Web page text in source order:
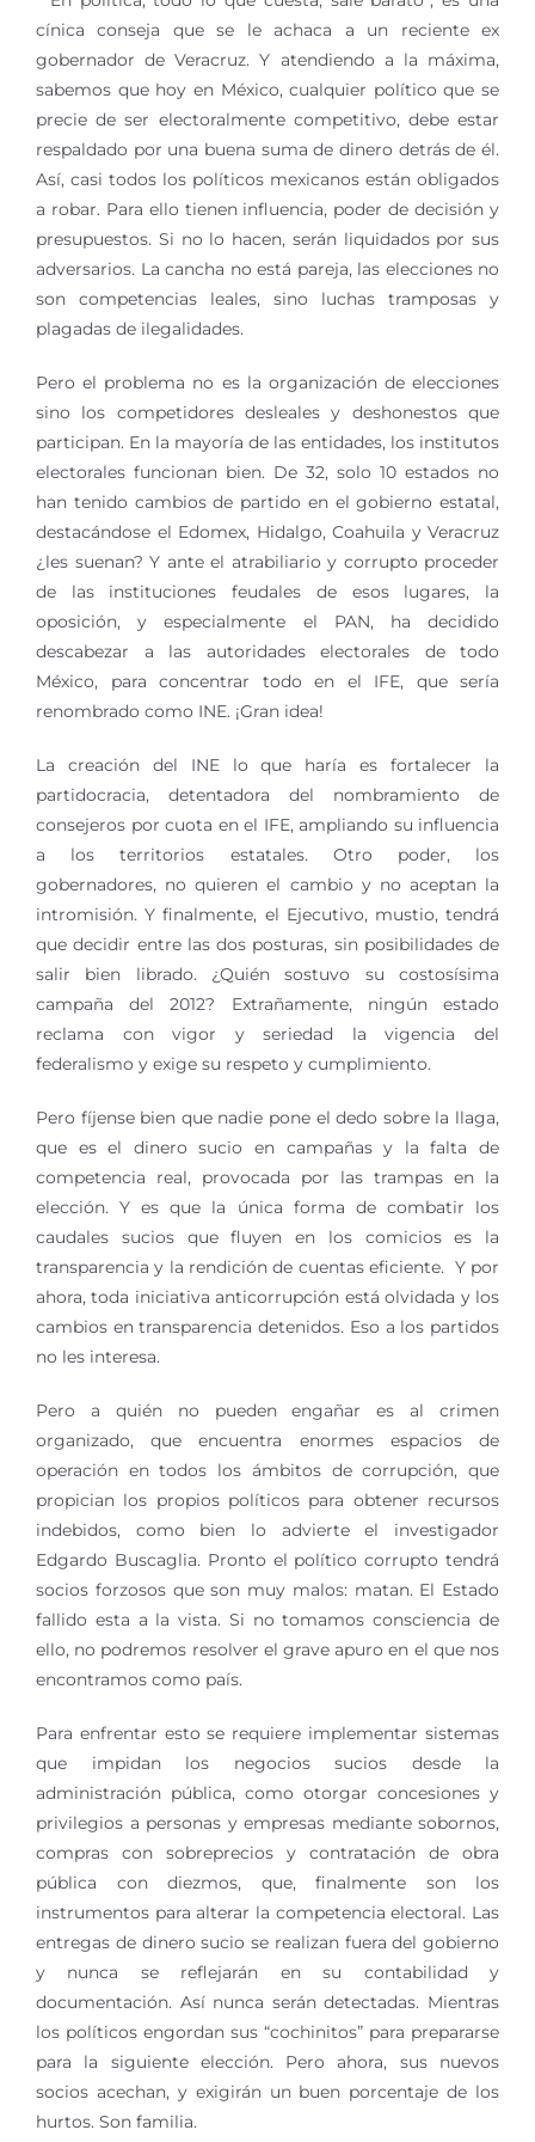
cínica conseja que se le achaca a un reciente ex
gobernador de Veracruz. Y atendiendo a la máxima,
sabemos que hoy en México, cualquier político que se
precie de ser electoralmente competitivo, debe estar
respaldado por una buena suma de dinero detrás de él.
Así, casi todos los políticos mexicanos están obligados
a robar. Para ello tienen influencia, poder de decisión y
presupuestos. Si no lo hacen, serán liquidados por sus
adversarios. La cancha no está pareja, las elecciones no
son competencias leales, sino luchas tramposas y
plagadas de ilegalidades.
Pero el problema no es la organización de elecciones
sino los competidores desleales y deshonestos que
participan. En la mayoría de las entidades, los institutos
electorales funcionan bien. De 32, solo 10 estados no
han tenido cambios de partido en el gobierno estatal,
destacándose el Edomex, Hidalgo, Coahuila y Veracruz
¿les suenan? Y ante el atrabiliario y corrupto proceder
de las instituciones feudales de esos lugares, la
oposición, y especialmente el PAN, ha decidido
descabezar a las autoridades electorales de todo
México, para concentrar todo en el IFE, que sería
renombrado como INE. ¡Gran idea!
La creación del INE lo que haría es fortalecer la
partidocracia, detentadora del nombramiento de
consejeros por cuota en el IFE, ampliando su influencia
a los territorios estatales. Otro poder, los
gobernadores, no quieren el cambio y no aceptan la
intromisión. Y finalmente, el Ejecutivo, mustio, tendrá
que decidir entre las dos posturas, sin posibilidades de
salir bien librado. ¿Quién sostuvo su costosísima
campaña del 2012? Extrañamente, ningún estado
reclama con vigor y seriedad la vigencia del
federalismo y exige su respeto y cumplimiento.
Pero fíjense bien que nadie pone el dedo sobre la llaga,
que es el dinero sucio en campañas y la falta de
competencia real, provocada por las trampas en la
elección. Y es que la única forma de combatir los
caudales sucios que fluyen en los comicios es la
transparencia y la rendición de cuentas eficiente. Y por
ahora, toda iniciativa anticorrupción está olvidada y los
cambios en transparencia detenidos. Eso a los partidos
no les interesa.
Pero a quién no pueden engañar es al crimen
organizado, que encuentra enormes espacios de
operación en todos los ámbitos de corrupción, que
propician los propios políticos para obtener recursos
indebidos, como bien lo advierte el investigador
Edgardo Buscaglia. Pronto el político corrupto tendrá
socios forzosos que son muy malos: matan. El Estado
fallido esta a la vista. Si no tomamos consciencia de
ello, no podremos resolver el grave apuro en el que nos
encontramos como país.
Para enfrentar esto se requiere implementar sistemas
que impidan los negocios sucios desde la
administración pública, como otorgar concesiones y
privilegios a personas y empresas mediante sobornos,
compras con sobreprecios y contratación de obra
pública con diezmos, que, finalmente son los
instrumentos para alterar la competencia electoral. Las
entregas de dinero sucio se realizan fuera del gobierno
y nunca se reflejarán en su contabilidad y
documentación. Así nunca serán detectadas. Mientras
los políticos engordan sus “cochinitos” para prepararse
para la siguiente elección. Pero ahora, sus nuevos
socios acechan, y exigirán un buen porcentaje de los
hurtos. Son familia.